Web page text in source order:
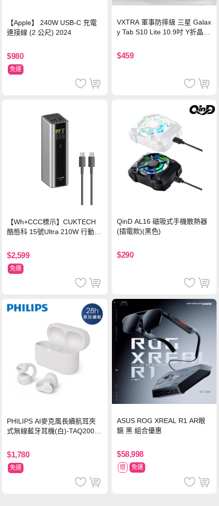
【Apple】 240W USB-C 充電
連接線 (2 公尺) 2024
$980
免運
VXTRA 軍事防摔級 三星 Galax
y Tab S10 Lite 10.9吋 Y折晶透
$459
【Wh+CCC標示】CUKTECH
酷態科 15號Ultra 210W 行動電
$2,599
免運
QinD AL16 磁吸式手機散熱器
(插電款)(黑色)
$290
PHILIPS AI麥克風長續航耳夾
式無線藍牙耳機(白)-TAQ2000
$1,780
免運
ASUS ROG XREAL R1 AR眼
鏡 黑 組合優惠
$58,998
贈 免運